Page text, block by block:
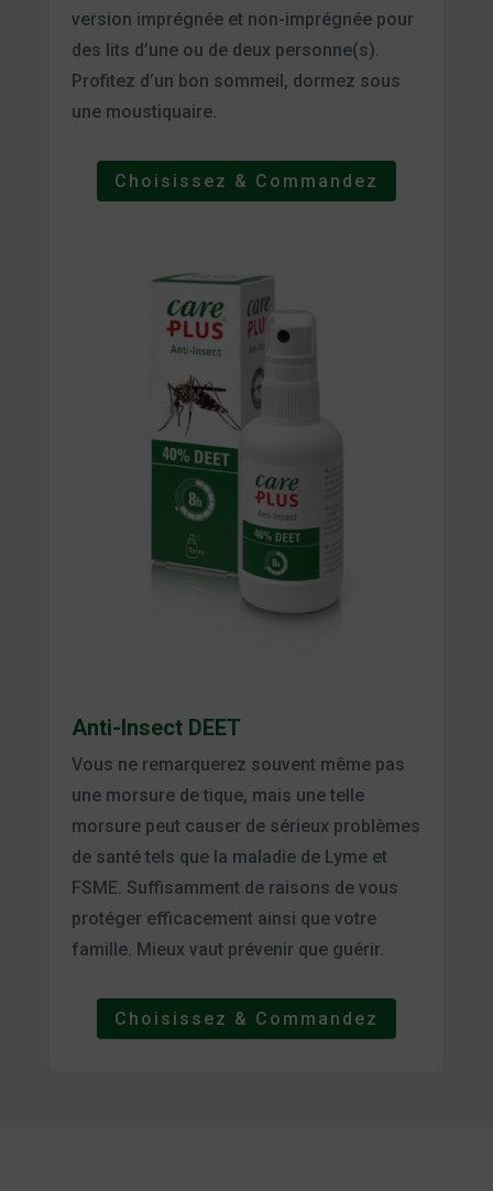
version imprégnée et non-imprégnée pour
des lits d’une ou de deux personne(s).
Profitez d’un bon sommeil, dormez sous
une moustiquaire.
Choisissez & Commandez
Anti-Insect DEET
Vous ne remarquerez souvent même pas
une morsure de tique, mais une telle
morsure peut causer de sérieux problèmes
de santé tels que la maladie de Lyme et
FSME. Suffisamment de raisons de vous
protéger efficacement ainsi que votre
famille. Mieux vaut prévenir que guérir.
Choisissez & Commandez